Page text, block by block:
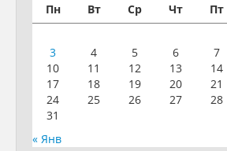
Пн Вт Ср Чт Пт
3
4 5 6 7
10
11 12 13 14
17
18 19 20 21
24
25 26 27 28
31
« Янв